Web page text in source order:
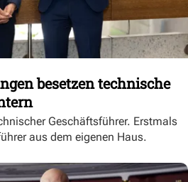
besetzen technische
Geschäftsführer. Erstmals
aus dem eigenen Haus.